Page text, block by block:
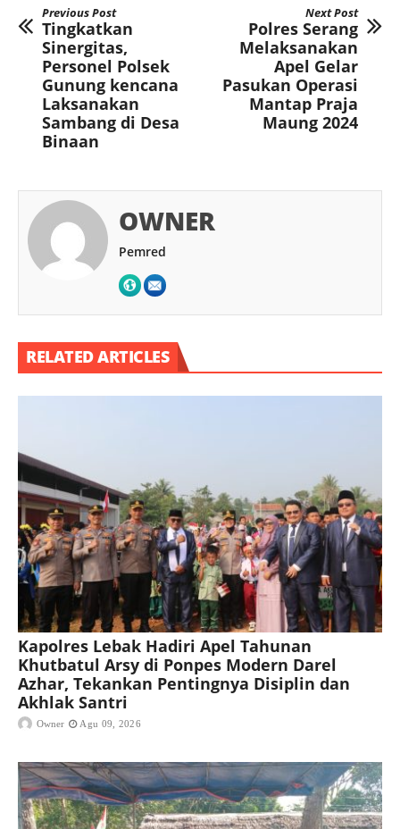
Previous Post
Tingkatkan
Sinergitas,
Personel Polsek
Gunung kencana
Laksanakan
Sambang di Desa
Binaan
Next Post
Polres Serang
Melaksanakan
Apel Gelar
Pasukan Operasi
Mantap Praja
Maung 2024
OWNER
Pemred
RELATED ARTICLES
Kapolres Lebak Hadiri Apel Tahunan
Khutbatul Arsy di Ponpes Modern Darel
Azhar, Tekankan Pentingnya Disiplin dan
Akhlak Santri
Owner Agu 09, 2026